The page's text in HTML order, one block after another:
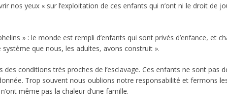
nos yeux « sur l’exploitation de ces enfants qui n’ont ni le droit de
» : le monde est rempli d’enfants qui sont privés d’enfance, et
que nous, les adultes, avons construit ».
conditions très proches de l’esclavage. Ces enfants ne sont pas
Trop souvent nous oublions notre responsabilité et fermons
même pas la chaleur d’une famille.